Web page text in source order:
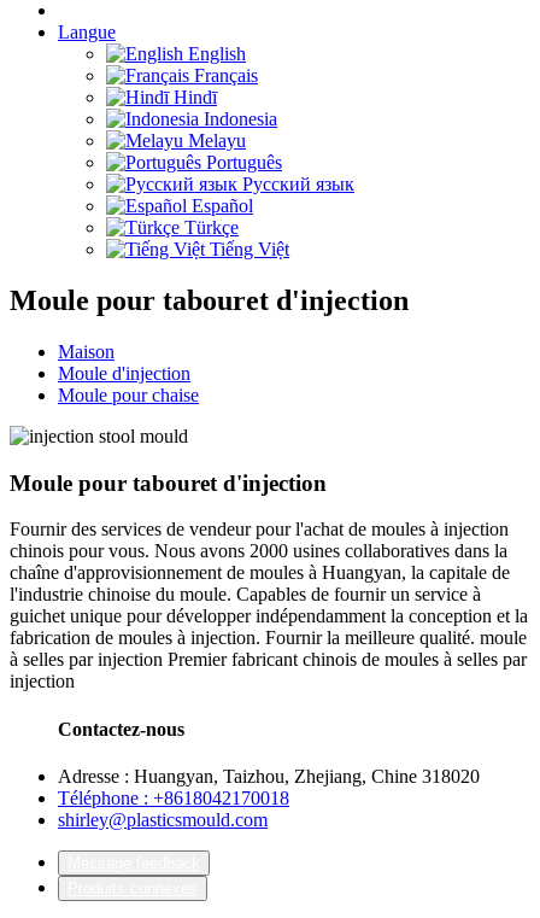
Langue
English
Français
Hindī
Indonesia
Melayu
Português
Русский язык
Español
Türkçe
Tiếng Việt
Moule pour tabouret d'injection
Maison
Moule d'injection
Moule pour chaise
Moule pour tabouret d'injection
Fournir des services de vendeur pour l'achat de moules à injection
chinois pour vous. Nous avons 2000 usines collaboratives dans la
chaîne d'approvisionnement de moules à Huangyan, la capitale de
l'industrie chinoise du moule. Capables de fournir un service à
guichet unique pour développer indépendamment la conception et la
fabrication de moules à injection. Fournir la meilleure qualité. moule
à selles par injection Premier fabricant chinois de moules à selles par
injection
Contactez-nous
Adresse : Huangyan, Taizhou, Zhejiang, Chine 318020
Téléphone : +8618042170018
shirley@plasticsmould.com